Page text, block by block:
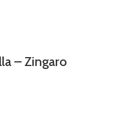
– Zingaro